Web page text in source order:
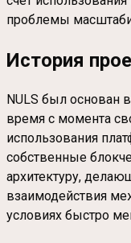
проблемы
История
NULS был основан
время с момента
использования
собственные
архитектуру,
взаимодействия
условиях быстро